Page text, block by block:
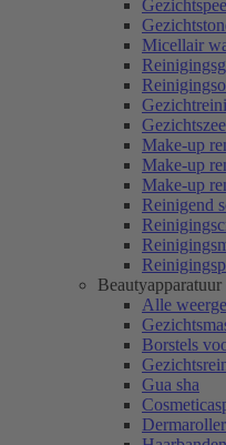
Micellair
Make-up
Make-up
Make-up
Reinigend
Beautyapparatuur
Alle
Borstels
Gua sha